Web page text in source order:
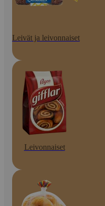
Leivät ja leivonnaiset
Leivonnaiset